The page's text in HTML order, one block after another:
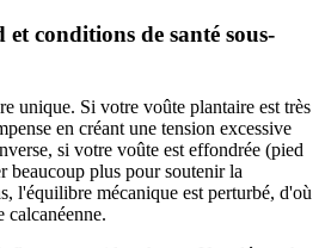
conditions de santé sous-
unique. Si votre voûte plantaire est très
en créant une tension excessive
si votre voûte est effondrée (pied
beaucoup plus pour soutenir la
l'équilibre mécanique est perturbé, d'où
calcanéenne.